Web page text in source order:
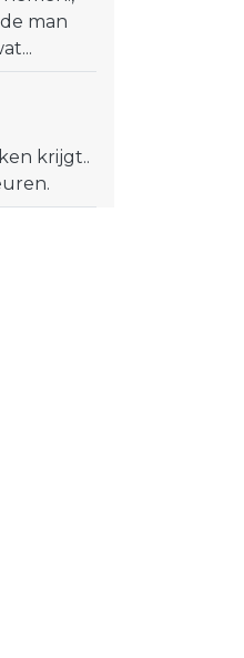
man
krijgt..